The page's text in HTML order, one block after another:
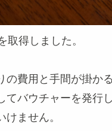
得しました。
の費用と手間が掛か
バウチャーを発行
ません。